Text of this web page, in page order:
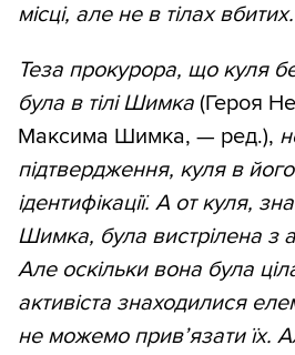
місці, але не в тілах вбитих.
Теза прокурора, що куля
була в тілі Шимка (Героя
Максима Шимка, — ред.),
підтвердження, куля в його
ідентифікації. А от куля,
Шимка, була вистрілена з
Але оскільки вона була
активіста знаходилися
не можемо прив’язати їх.